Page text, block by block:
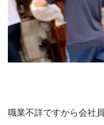
職業不詳ですから会社